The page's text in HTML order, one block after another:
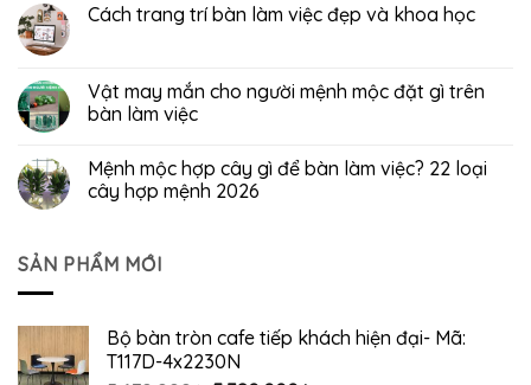
Cách trang trí bàn làm việc đẹp và khoa học
Vật may mắn cho người mệnh mộc đặt gì trên
bàn làm việc
Mệnh mộc hợp cây gì để bàn làm việc? 22 loại
cây hợp mệnh 2026
SẢN PHẨM MỚI
Bộ bàn tròn cafe tiếp khách hiện đại- Mã:
T117D-4x2230N